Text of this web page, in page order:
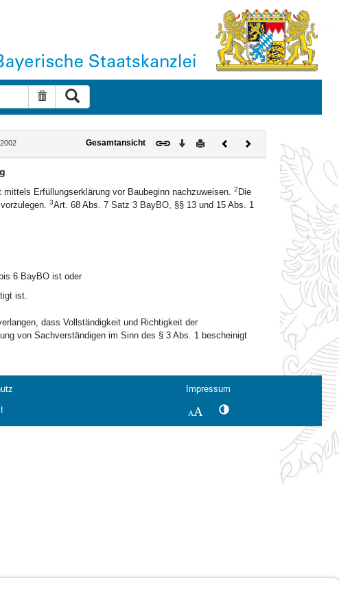
Suche zurücksetzen
Gesamtansicht Download
DruckenVorherigesNächstes
Dokument
Erfüllungserklärung vor Baubeginn nachzuweisen. 2 Die
3Art. 68 Abs. 7 Satz 3 BayBO, §§ 13 und 15 Abs. 1
6 BayBO ist oder
ist.
dass Vollständigkeit und Richtigkeit der
von Sachverständigen im Sinn des § 3 Abs. 1 bescheinigt
Impressum
SchriftgrößeKontrastwechsel